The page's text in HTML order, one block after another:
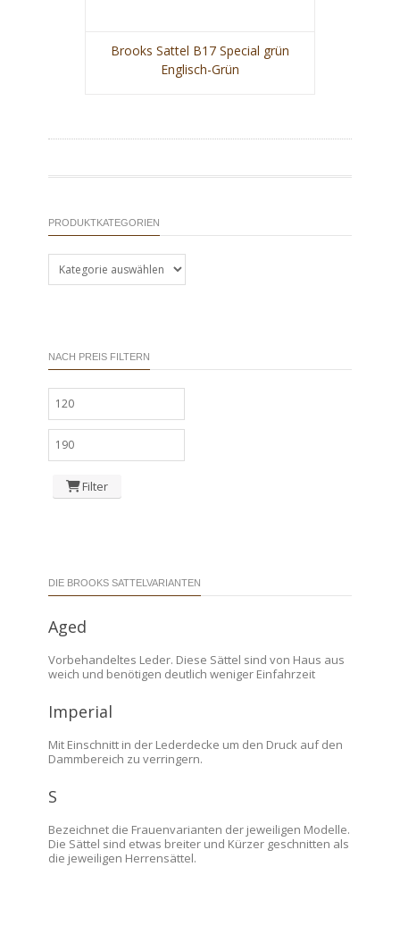
Brooks Sattel B17 Special grün
Englisch-Grün
PRODUKTKATEGORIEN
NACH PREIS FILTERN
Filter
DIE BROOKS SATTELVARIANTEN
Aged
Vorbehandeltes Leder. Diese Sättel sind von Haus aus
weich und benötigen deutlich weniger Einfahrzeit
Imperial
Mit Einschnitt in der Lederdecke um den Druck auf den
Dammbereich zu verringern.
S
Bezeichnet die Frauenvarianten der jeweiligen Modelle.
Die Sättel sind etwas breiter und Kürzer geschnitten als
die jeweiligen Herrensättel.